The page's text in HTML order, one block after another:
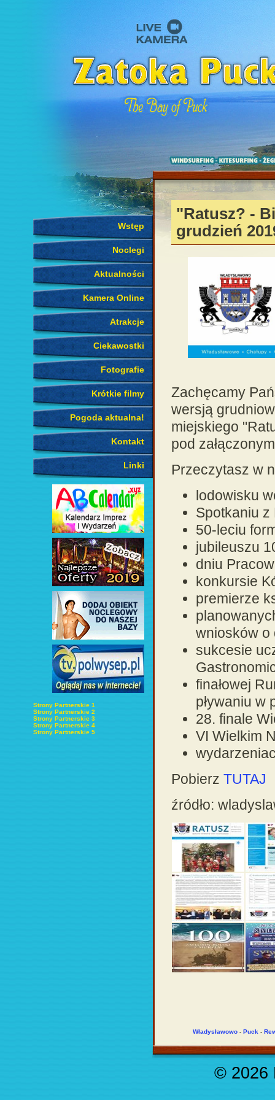
Wstęp
Noclegi
Aktualności
Kamera Online
Atrakcje
Ciekawostki
Fotografie
Krótkie filmy
Pogoda aktualna!
Kontakt
Linki
Strony Partnerskie 1
Strony Partnerskie 2
Strony Partnerskie 3
Strony Partnerskie 4
Strony Partnerskie 5
"Ratusz? -
grudzień
Zachęcamy
wersją
miejskiego
pod
Przeczytasz w
lodowisku
Spotkaniu z
50-leciu
jubileuszu
dniu
konkursie
premierze
wniosków o
sukcesie
finałowej
pływaniu w
28. finale
VI Wielkim
Pobierz TUTAJ
źródło:
Władysławowo - Puck -
© 2026